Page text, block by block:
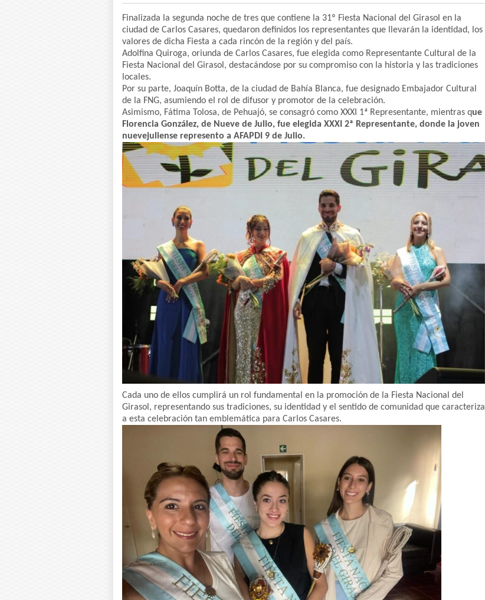
Finalizada la segunda noche de tres que contiene la 31º Fiesta Nacional del Girasol en la
ciudad de Carlos Casares, quedaron definidos los representantes que llevarán la identidad, los
valores de dicha Fiesta a cada rincón de la región y del país.
Adolfina Quiroga, oriunda de Carlos Casares, fue elegida como Representante Cultural de la
Fiesta Nacional del Girasol, destacándose por su compromiso con la historia y las tradiciones
locales.
Por su parte, Joaquín Botta, de la ciudad de Bahía Blanca, fue designado Embajador Cultural
de la FNG, asumiendo el rol de difusor y promotor de la celebración.
Asimismo, Fátima Tolosa, de Pehuajó, se consagró como XXXI 1ª Representante, mientras que
Florencia González, de Nueve de Julio, fue elegida XXXI 2ª Representante, donde la joven
nuevejuliense represento a AFAPDI 9 de Julio.
Cada uno de ellos cumplirá un rol fundamental en la promoción de la Fiesta Nacional del
Girasol, representando sus tradiciones, su identidad y el sentido de comunidad que caracteriza
a esta celebración tan emblemática para Carlos Casares.